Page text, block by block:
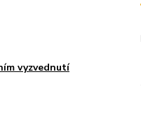
vyzvednutí